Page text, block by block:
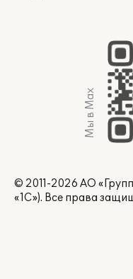
Мы в Max
© 2011-2026 АО
«1С»). Все права